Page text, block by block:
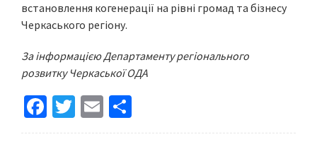
встановлення когенерації на рівні громад та бізнесу
Черкаського регіону.
За інформацією Департаменту регіонального
розвитку Черкаської ОДА
Fa
ce
T
wi
E
m h